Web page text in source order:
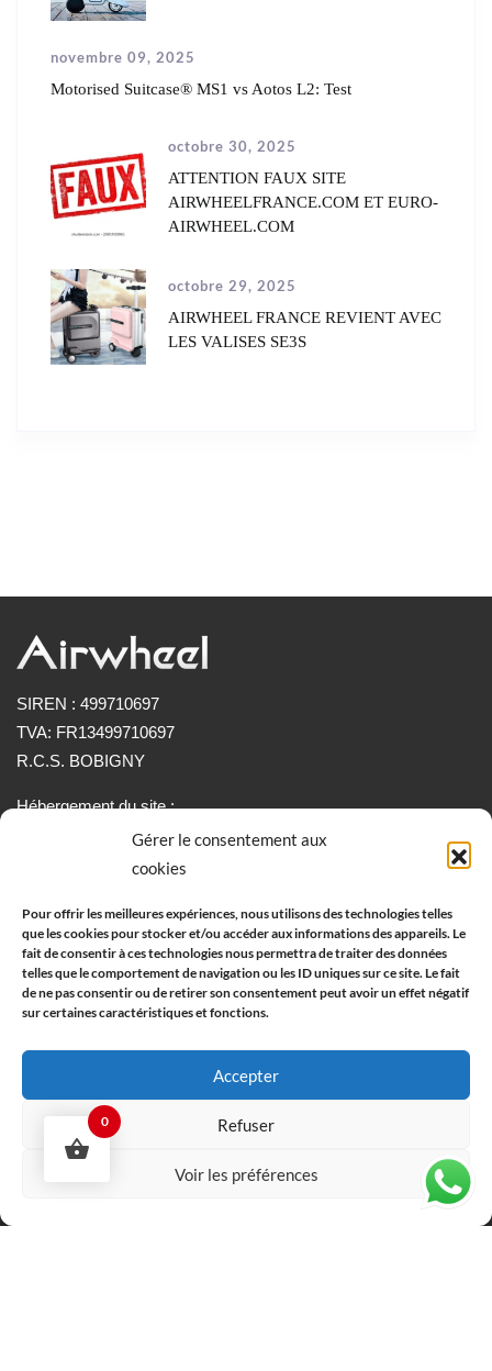
Gérer le consentement aux
cookies
Pour offrir les meilleures expériences, nous utilisons des technologies telles
que les cookies pour stocker et/ou accéder aux informations des appareils. Le
fait de consentir à ces technologies nous permettra de traiter des données
telles que le comportement de navigation ou les ID uniques sur ce site. Le fait
de ne pas consentir ou de retirer son consentement peut avoir un effet négatif
sur certaines caractéristiques et fonctions.
Accepter
Refuser
Voir les préférences
novembre 09, 2025
Motorised Suitcase® MS1 vs Aotos L2: Test
octobre 30, 2025
ATTENTION FAUX SITE
AIRWHEELFRANCE.COM ET EURO-
AIRWHEEL.COM
octobre 29, 2025
AIRWHEEL FRANCE REVIENT AVEC
LES VALISES SE3S
SIREN : 499710697
TVA: FR13499710697
R.C.S. BOBIGNY
Hébergement du site :
2 Rue Kellermann
Informations:
Conditions générales de vente
Politique de Retour et Remboursement
Contactez-nous
contact@airwheel.fr
Nous sommes distributeur Airwheel France depuis 2014,
0